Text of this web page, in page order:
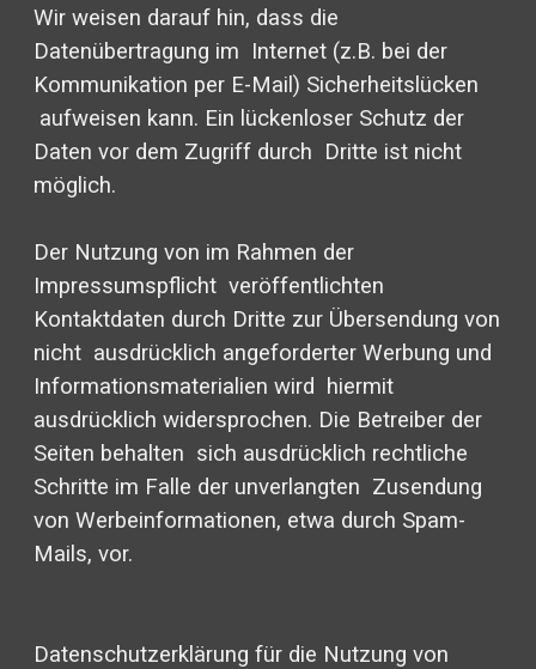
Wir weisen darauf hin, dass die
Datenübertragung im Internet (z.B. bei der
Kommunikation per E-Mail) Sicherheitslücken
aufweisen kann. Ein lückenloser Schutz der
Daten vor dem Zugriff durch Dritte ist nicht
möglich.
Der Nutzung von im Rahmen der
Impressumspflicht veröffentlichten
Kontaktdaten durch Dritte zur Übersendung von
nicht ausdrücklich angeforderter Werbung und
Informationsmaterialien wird hiermit
ausdrücklich widersprochen. Die Betreiber der
Seiten behalten sich ausdrücklich rechtliche
Schritte im Falle der unverlangten Zusendung
von Werbeinformationen, etwa durch Spam-
Mails, vor.
Datenschutzerklärung für die Nutzung von